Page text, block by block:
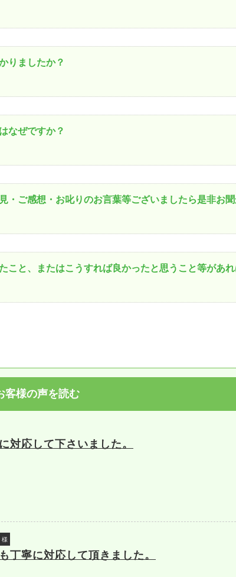
りましたか？
なぜですか？
・ご感想・お叱りのお言葉等ございましたら是非お
こと、またはこうすれば良かったと思うこと等があ
客様の声を読む
対応して下さいました。
様
丁寧に対応して頂きました。